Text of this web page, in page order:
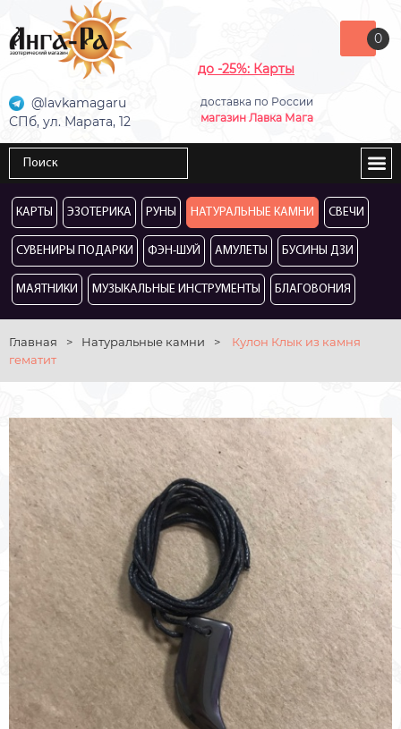
до -25%: Карты
доставка по России
магазин Лавка Мага
@lavkamagaru
СПб, ул. Марата, 12
0
КАРТЫ ЭЗОТЕРИКА РУНЫ НАТУРАЛЬНЫЕ КАМНИ СВЕЧИ
СУВЕНИРЫ ПОДАРКИ ФЭН-ШУЙ АМУЛЕТЫ БУСИНЫ ДЗИ
МАЯТНИКИ МУЗЫКАЛЬНЫЕ ИНСТРУМЕНТЫ БЛАГОВОНИЯ
Главная > Натуральные камни >
Кулон Клык из камня
гематит